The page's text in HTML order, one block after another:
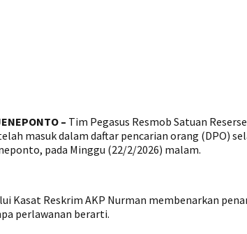
– Tim Pegasus Resmob Satuan
masuk dalam daftar pencarian orang (DPO)
pada Minggu (22/2/2026) malam.
Kasat Reskrim AKP Nurman membenarkan
perlawanan berarti.